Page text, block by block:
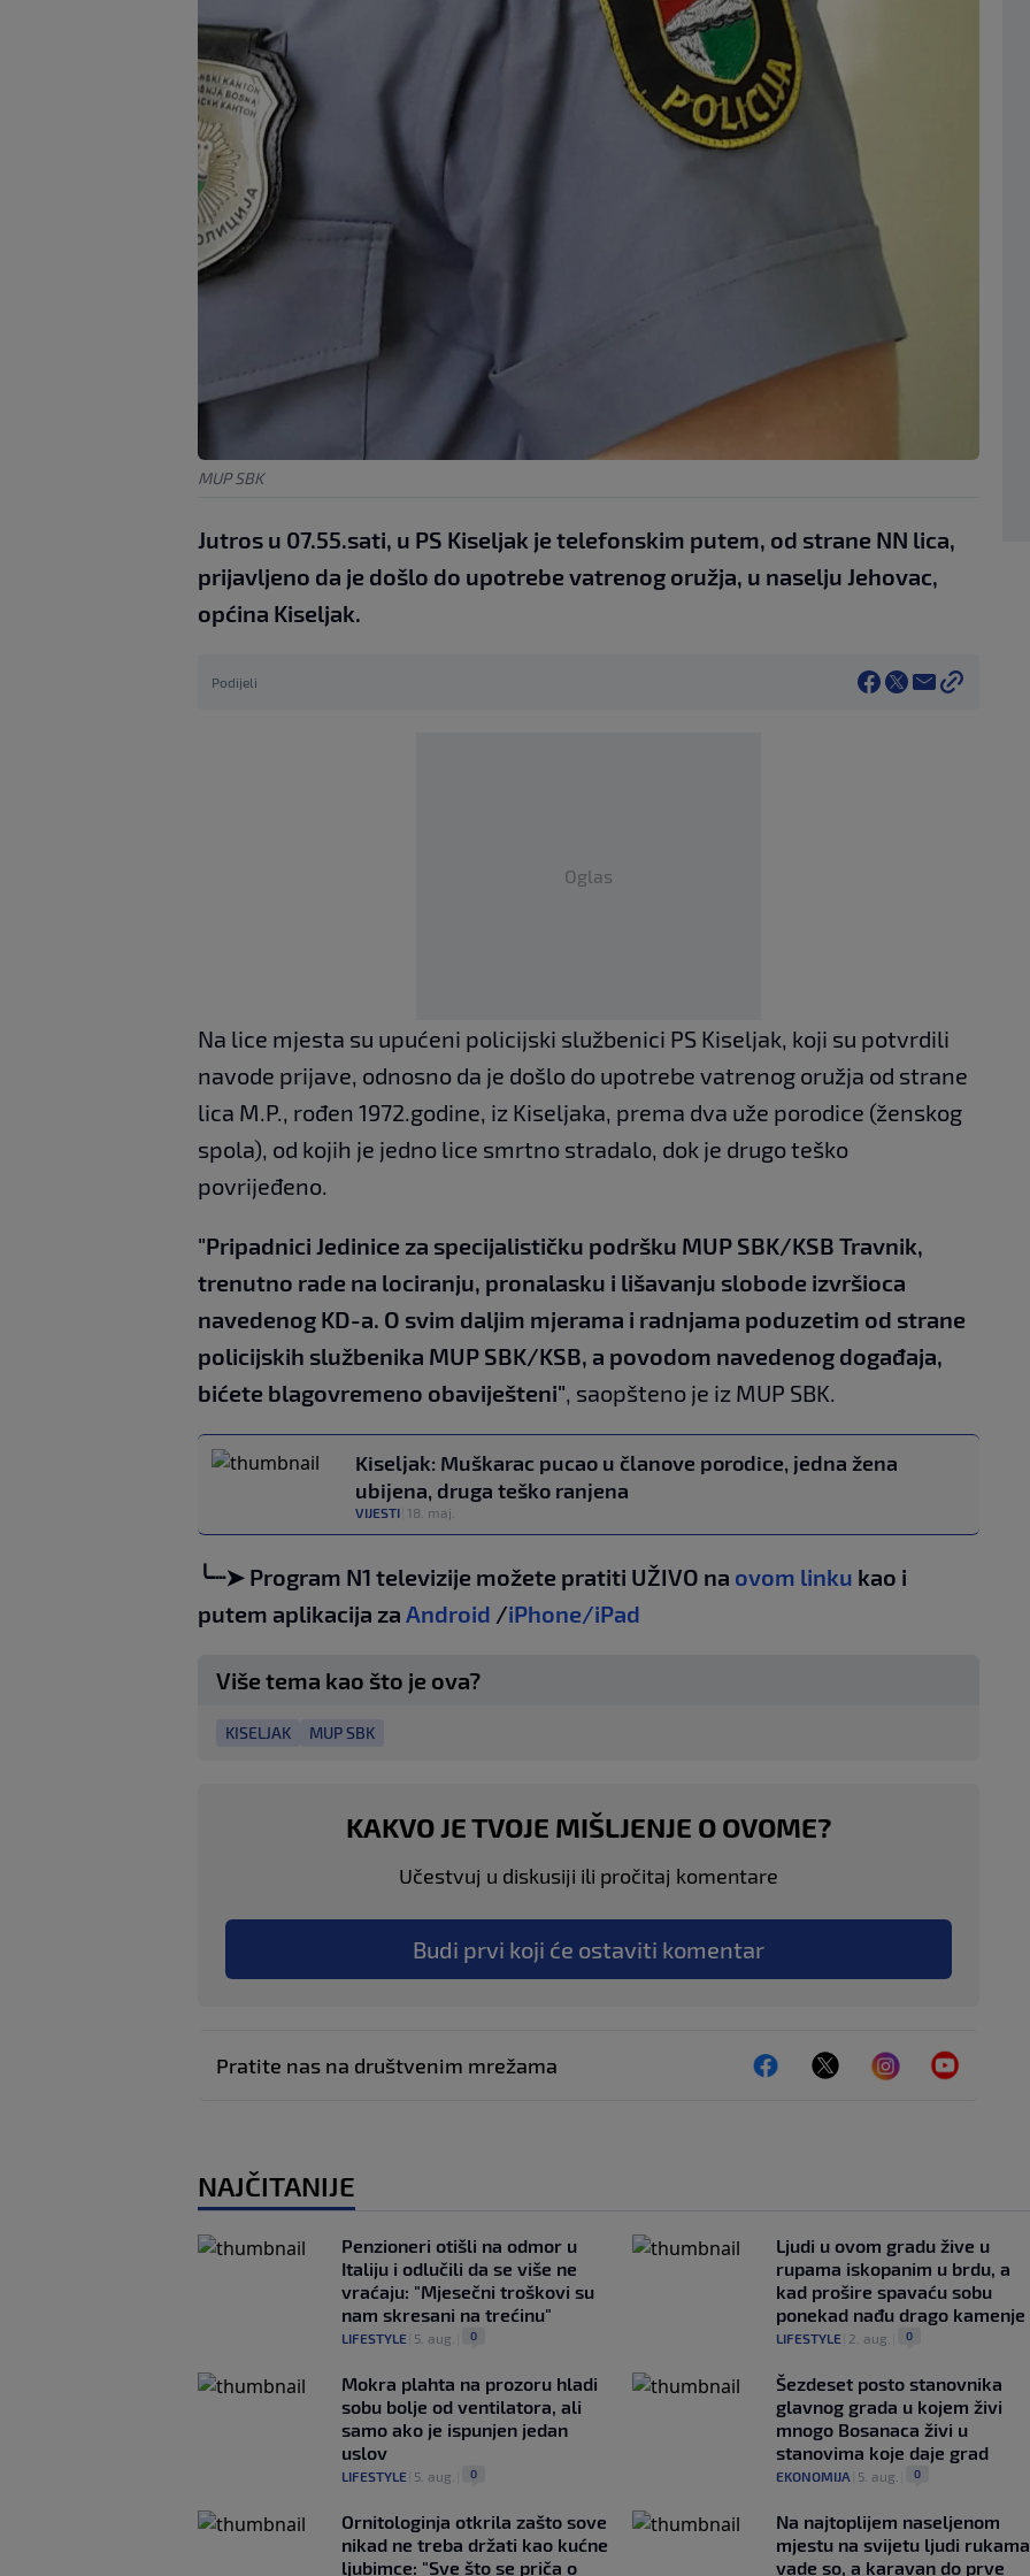
MUP SBK
Jutros u 07.55.sati, u PS Kiseljak je telefonskim putem, od strane NN lica,
prijavljeno da je došlo do upotrebe vatrenog oružja, u naselju Jehovac,
općina Kiseljak.
Podijeli
Oglas
Na lice mjesta su upućeni policijski službenici PS Kiseljak, koji su potvrdili
navode prijave, odnosno da je došlo do upotrebe vatrenog oružja od strane
lica M.P., rođen 1972.godine, iz Kiseljaka, prema dva uže porodice (ženskog
spola), od kojih je jedno lice smrtno stradalo, dok je drugo teško
povrijeđeno.
"Pripadnici Jedinice za specijalističku podršku MUP SBK/KSB Travnik,
trenutno rade na lociranju, pronalasku i lišavanju slobode izvršioca
navedenog KD-a. O svim daljim mjerama i radnjama poduzetim od strane
policijskih službenika MUP SBK/KSB, a povodom navedenog događaja,
bićete blagovremeno obaviješteni", saopšteno je iz MUP SBK.
Kiseljak: Muškarac pucao u članove porodice, jedna žena
ubijena, druga teško ranjena
VIJESTI 18. maj.
╰┈➤ Program N1 televizije možete pratiti UŽIVO na ovom linku kao i
putem aplikacija za Android /iPhone/iPad
Više tema kao što je ova?
KISELJAK MUP SBK
KAKVO JE TVOJE MIŠLJENJE O OVOME?
Učestvuj u diskusiji ili pročitaj komentare
Budi prvi koji će ostaviti komentar
Pratite nas na društvenim mrežama
NAJČITANIJE
Penzioneri otišli na odmor u
Italiju i odlučili da se više ne
vraćaju: "Mjesečni troškovi su
nam skresani na trećinu"
LIFESTYLE 5. aug. 0
Ljudi u ovom gradu žive u
rupama iskopanim u brdu, a
kad prošire spavaću sobu
ponekad nađu drago kamenje
LIFESTYLE| 2. aug. 0
Mokra plahta na prozoru hladi
sobu bolje od ventilatora, ali
samo ako je ispunjen jedan
uslov
LIFESTYLE 5. aug. 0
Šezdeset posto stanovnika
glavnog grada u kojem živi
mnogo Bosanaca živi u
stanovima koje daje grad
EKONOMIJA 5. aug. 0
Ornitologinja otkrila zašto sove
nikad ne treba držati kao kućne
ljubimce: "Sve što se priča o
Na najtoplijem naseljenom
mjestu na svijetu ljudi rukama
vade so, a karavan do prve